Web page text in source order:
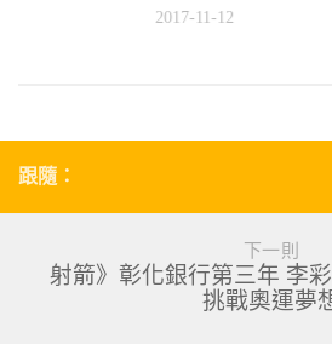
2017-11-12
跟隨：
下一則
射箭》彰化銀行第三年 李
挑戰奧運夢